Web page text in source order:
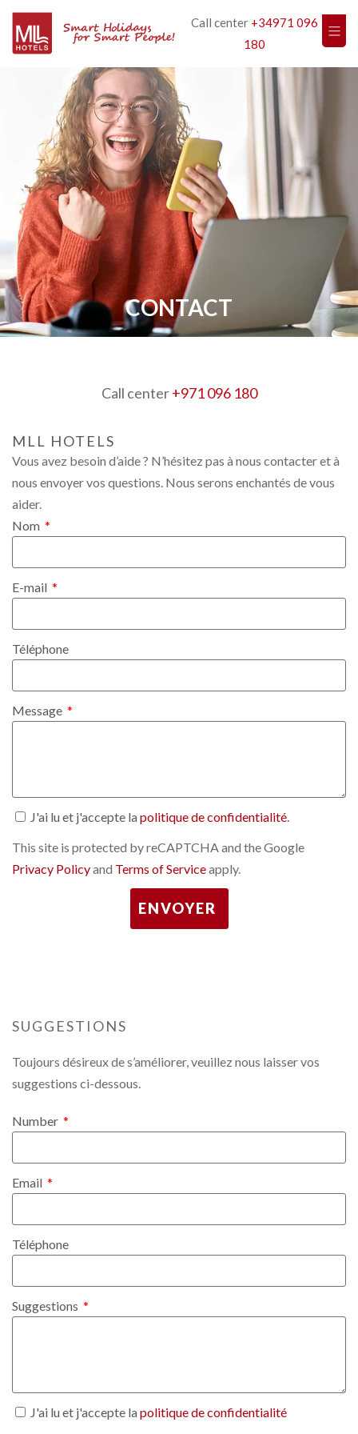
Call center +34971 096
180
CONTACT
Call center+971 096 180
MLL HOTELS
Vous avez besoin d’aide ? N’hésitez pas à nous contacter et à
nous envoyer vos questions. Nous serons enchantés de vous
aider.
Nom
E-mail
Téléphone
Message
J'ai lu et j'accepte lapolitique de confidentialité.
This site is protected by reCAPTCHA and the Google
Privacy Policyand Terms of Serviceapply.
ENVOYER
SUGGESTIONS
Toujours désireux de s’améliorer, veuillez nous laisser vos
suggestions ci-dessous.
Number
Email
Téléphone
Suggestions
J'ai lu et j'accepte lapolitique de confidentialité